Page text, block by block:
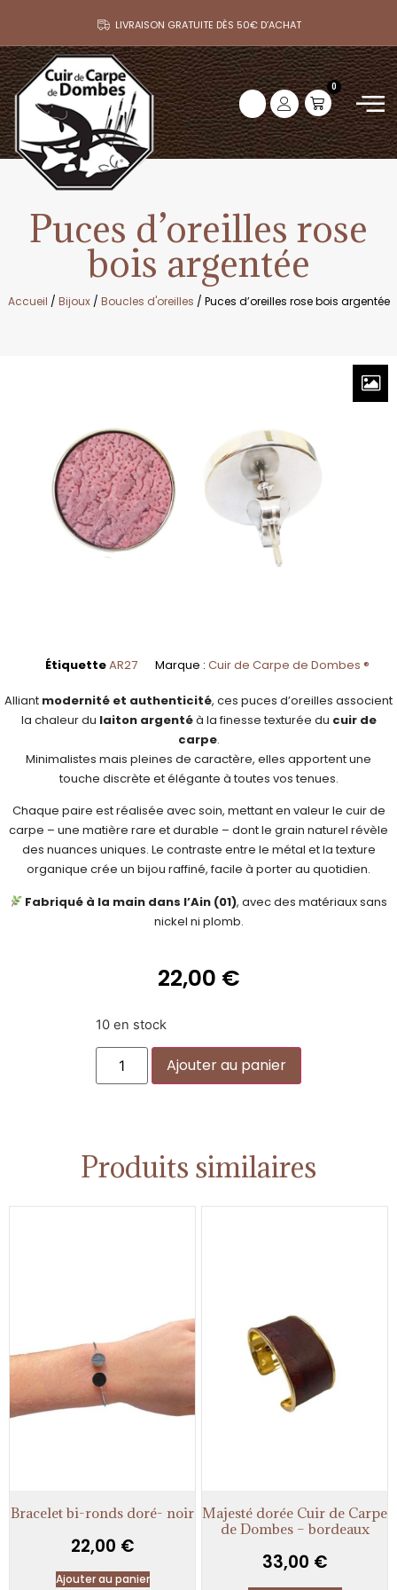
LIVRAISON GRATUITE DÈS 50€ D’ACHAT
0
Puces d’oreilles rose
bois argentée
Accueil / Bijoux/ Boucles d'oreilles / Puces d’oreilles rose bois argentée
ÉtiquetteAR27 Marque : Cuir de Carpe de Dombes ®
Alliant modernité et authenticité, ces puces d’oreilles associent
la chaleur du laiton argentéà la finesse texturée du cuir de
carpe.
Minimalistes mais pleines de caractère, elles apportent une
touche discrète et élégante à toutes vos tenues.
Chaque paire est réalisée avec soin, mettant en valeur le cuir de
carpe – une matière rare et durable – dont le grain naturel révèle
des nuances uniques. Le contraste entre le métal et la texture
organique crée un bijou raffiné, facile à porter au quotidien.
Fabriqué à la main dans l’Ain (01), avec des matériaux sans
nickel ni plomb.
22,00 €
10 en stock
Ajouter au panier
Produits similaires
Bracelet bi-ronds doré- noir
22,00 €
Ajouter au panier
Majesté dorée Cuir de Carpe
de Dombes – bordeaux
33,00 €